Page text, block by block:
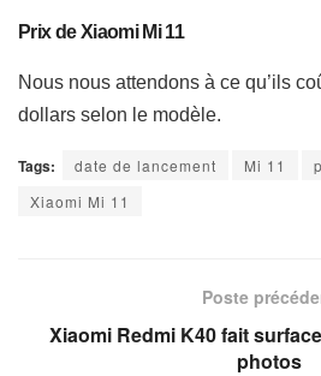
Prix de Xiaomi Mi 11
Nous nous attendons à ce qu’ils
dollars selon le modèle.
Tags: date de lancement Mi 11
Xiaomi Mi 11
Poste
Xiaomi Redmi K40 fait
photos